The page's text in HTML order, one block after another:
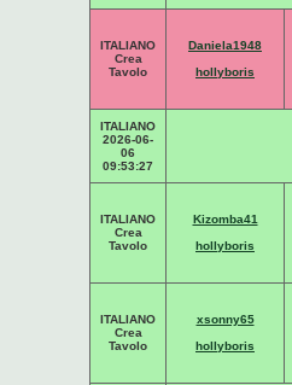
ITALIANO
Crea
Tavolo
Daniela1948
hollyboris
ITALIANO
2026-06-
06
09:53:27
ITALIANO
Crea
Tavolo
Kizomba41
hollyboris
ITALIANO
Crea
Tavolo
xsonny65
hollyboris